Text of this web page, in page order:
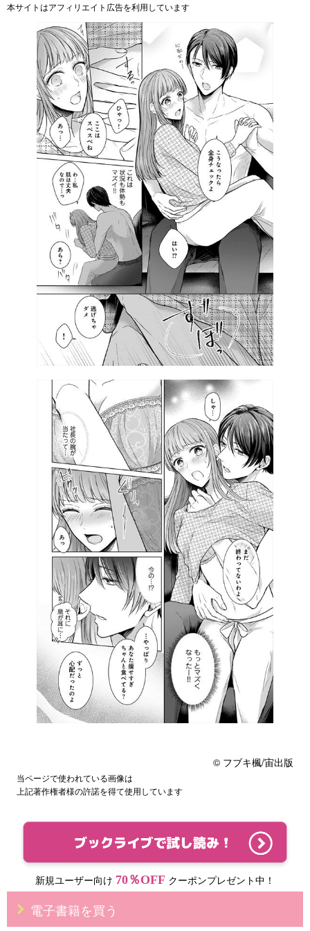
本サイトはアフィリエイト広告を利用しています
© フブキ楓/宙出版
当ページで使われている画像は
上記著作権者様の許諾を得て使用しています
新規ユーザー向け 70％OFF クーポンプレゼント中！
電子書籍を買う